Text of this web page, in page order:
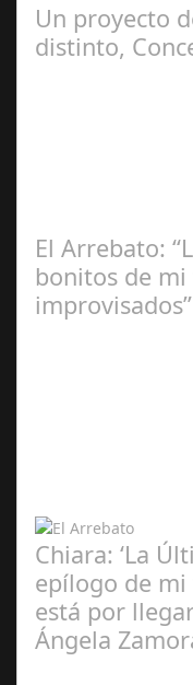
Un proyecto
distinto,
El Arrebato:
bonitos de
improvisados”
Chiara: ‘La
epílogo de
está por
Ángela